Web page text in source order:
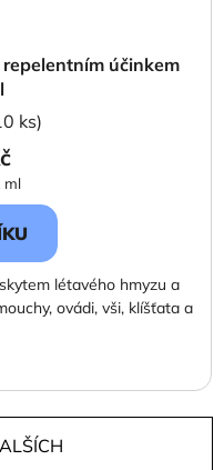
účinkem
ks)
ml
létavého hmyzu a
ovádi, vši, klíšťata a